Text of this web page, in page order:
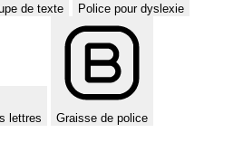
de texte Police pour dyslexie
lettres Graisse de police